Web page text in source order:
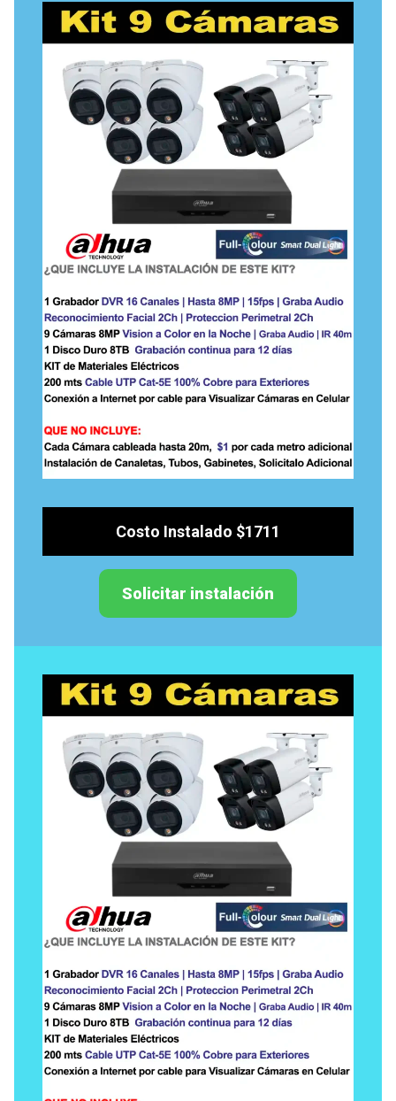
Costo Instalado $1711
Solicitar instalación